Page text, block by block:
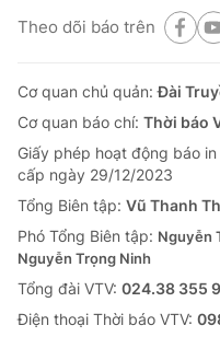
Theo dõi báo trên
Cơ quan chủ quản:Đài
Cơ quan báo chí: Thời báo
Giấy phép hoạt động báo
cấp ngày 29/12/2023
Tổng Biên tập: Vũ Thanh
Phó Tổng Biên tập: Nguyễn
Nguyễn Trọng Ninh
Tổng đài VTV: 024.38 355
Ðiện thoại Thời báo VTV: